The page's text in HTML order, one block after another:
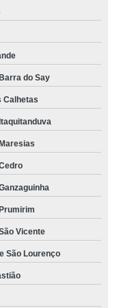
Santo do Pinhal
do Say
Calhetas
Vicente
São Lourenço